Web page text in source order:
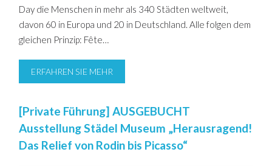
Day die Menschen in mehr als 340 Städten weltweit,
davon 60 in Europa und 20 in Deutschland. Alle folgen dem
gleichen Prinzip: Fête…
ERFAHREN SIE MEHR
[Private Führung] AUSGEBUCHT
Ausstellung Städel Museum „Herausragend!
Das Relief von Rodin bis Picasso“